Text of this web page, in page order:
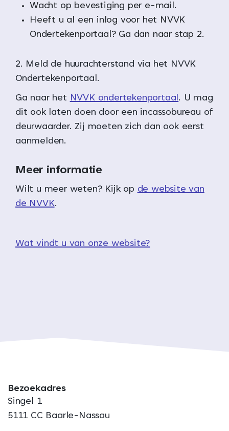
Wacht op bevestiging per e-mail.
Heeft u al een inlog voor het NVVK
Ondertekenportaal? Ga dan naar stap 2.
2. Meld de huurachterstand via het NVVK
Ondertekenportaal.
Ga naar het NVVK ondertekenportaal. U mag
dit ook laten doen door een incassobureau of
deurwaarder. Zij moeten zich dan ook eerst
aanmelden.
Meer informatie
Wilt u meer weten? Kijk op de website van
de NVVK.
Wat vindt u van onze website?
Bezoekadres
Singel 1
5111 CC Baarle-Nassau